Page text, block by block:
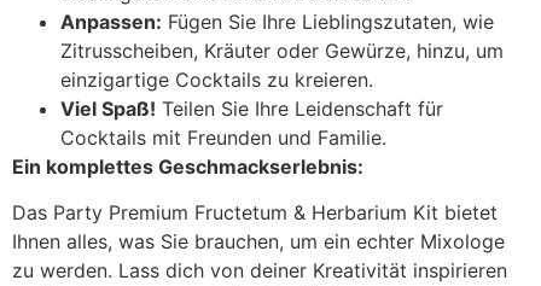
Anpassen: Fügen Sie Ihre Lieblingszutaten, wie
Zitrusscheiben, Kräuter oder Gewürze, hinzu, um
einzigartige Cocktails zu kreieren.
Viel Spaß! Teilen Sie Ihre Leidenschaft für
Cocktails mit Freunden und Familie.
Ein komplettes Geschmackserlebnis:
Das Party Premium Fructetum & Herbarium Kit bietet
Ihnen alles, was Sie brauchen, um ein echter Mixologe
zu werden. Lass dich von deiner Kreativität inspirieren